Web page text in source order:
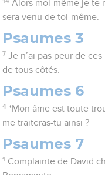
Alors moi-même je te
sera venu de toi-même.
Psaumes 3
7 Je n’ai pas peur de
de tous côtés.
Psaumes 6
4 *Mon âme est toute
me traiteras-tu ainsi ?
Psaumes 7
1 Complainte de David